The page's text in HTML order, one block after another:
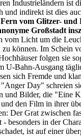
Industrieländern ist
und indirekt ist dies
Fern vom Glitzer- und
Großstadt
vom Licht um die
können. Im Schein
folgen sie
U-Bahn-Ausgang
sich Fremde und
Day" schreien
und Bilder, die "Eine
den Film in ihrer
Der Grat zwischen
- besonders in der
ist auf einer